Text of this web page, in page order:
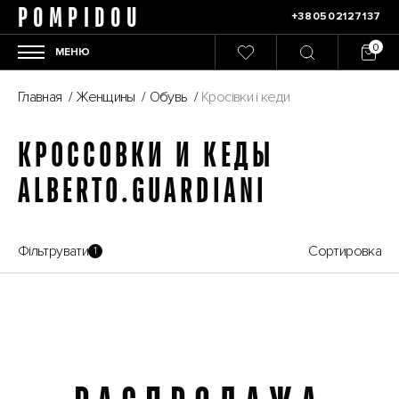
POMPIDOU +380502127137
МЕНЮ
Главная / Женщины / Обувь / Кросівки і кеди
КРОССОВКИ И КЕДЫ
ALBERTO.GUARDIANI
Фільтрувати 1 Сортировка
Распродажа